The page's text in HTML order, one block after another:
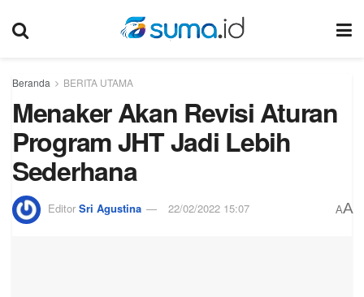
Beranda BERITA UTAMA
Menaker Akan Revisi Aturan
Program JHT Jadi Lebih
Sederhana
Editor Sri Agustina 22/02/2022 15:07 AA